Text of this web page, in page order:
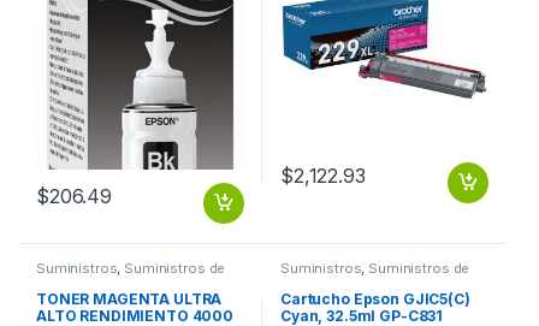
$206.49
$2,122.93
Suministros, Suministros de
Impresión
TONER MAGENTA ULTRA
ALTO RENDIMIENTO 4000
Suministros, Suministros de
Impresión
Cartucho Epson GJIC5(C)
Cyan, 32.5ml GP-C831